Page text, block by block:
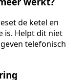
de ketel en
is. Helpt dit niet
telefonisch